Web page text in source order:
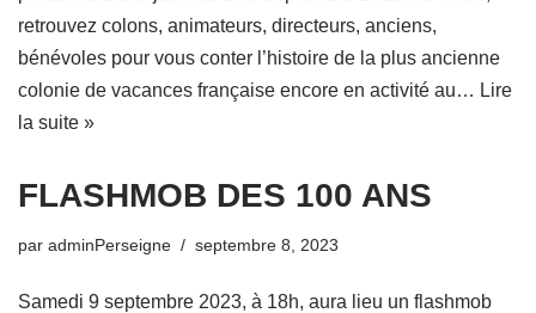
retrouvez colons, animateurs, directeurs, anciens,
bénévoles pour vous conter l’histoire de la plus ancienne
colonie de vacances française encore en activité au… Lire
la suite »
FLASHMOB DES 100 ANS
par adminPerseigne septembre 8, 2023
Samedi 9 septembre 2023, à 18h, aura lieu un flashmob